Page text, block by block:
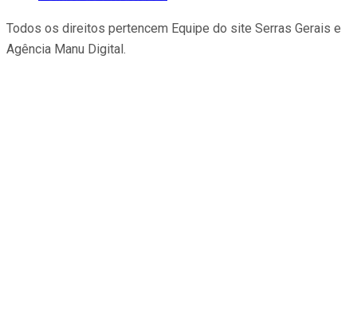
Todos os direitos pertencem Equipe do site Serras Gerais e
Agência Manu Digital.